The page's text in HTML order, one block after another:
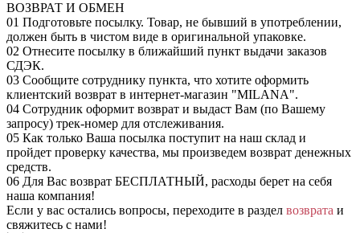
ВОЗВРАТ И ОБМЕН
01 Подготовьте посылку. Товар, не бывший в употреблении,
должен быть в чистом виде в оригинальной упаковке.
02 Отнесите посылку в ближайший пункт выдачи заказов
СДЭК.
03 Сообщите сотруднику пункта, что хотите оформить
клиентский возврат в интернет-магазин "MILANA".
04 Сотрудник оформит возврат и выдаст Вам (по Вашему
запросу) трек-номер для отслеживания.
05 Как только Ваша посылка поступит на наш склад и
пройдет проверку качества, мы произведем возврат денежных
средств.
06 Для Вас возврат БЕСПЛАТНЫЙ, расходы берет на себя
наша компания!
Если у вас остались вопросы, переходите в раздел возврата и
свяжитесь с нами!